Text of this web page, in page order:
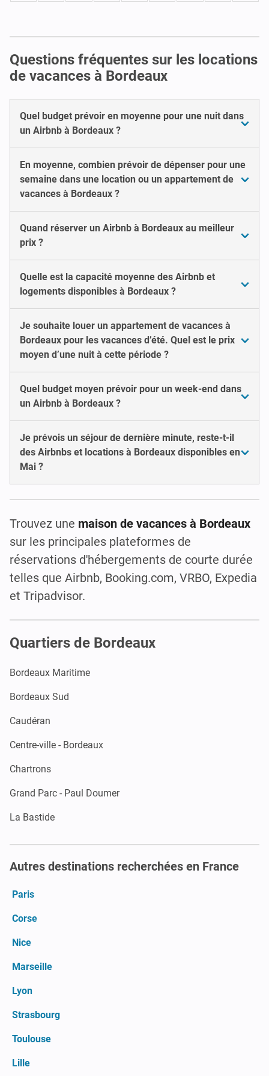
Questions fréquentes sur les locations
de vacances à Bordeaux
Quel budget prévoir en moyenne pour une nuit dans
un Airbnb à Bordeaux ?
En moyenne, combien prévoir de dépenser pour une
semaine dans une location ou un appartement de
vacances à Bordeaux ?
Quand réserver un Airbnb à Bordeaux au meilleur
prix ?
Quelle est la capacité moyenne des Airbnb et
logements disponibles à Bordeaux ?
Je souhaite louer un appartement de vacances à
Bordeaux pour les vacances d’été. Quel est le prix
moyen d’une nuit à cette période ?
Quel budget moyen prévoir pour un week-end dans
un Airbnb à Bordeaux ?
Je prévois un séjour de dernière minute, reste-t-il
des Airbnbs et locations à Bordeaux disponibles en
Mai ?
Trouvez une maison de vacances à Bordeaux
sur les principales plateformes de
réservations d'hébergements de courte durée
telles que Airbnb, Booking.com, VRBO, Expedia
et Tripadvisor.
Quartiers de Bordeaux
Bordeaux Maritime
Bordeaux Sud
Caudéran
Centre-ville - Bordeaux
Chartrons
Grand Parc - Paul Doumer
La Bastide
Autres destinations recherchées en France
Paris
Corse
Nice
Marseille
Lyon
Strasbourg
Toulouse
Lille